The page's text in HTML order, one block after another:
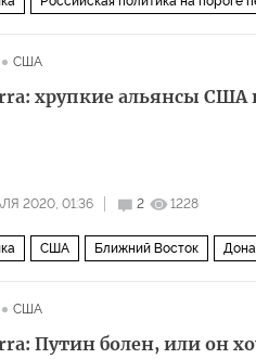
США
хрупкие альянсы США
2020, 01:36 2 1228
США Ближний Восток
США
Путин болен, или он